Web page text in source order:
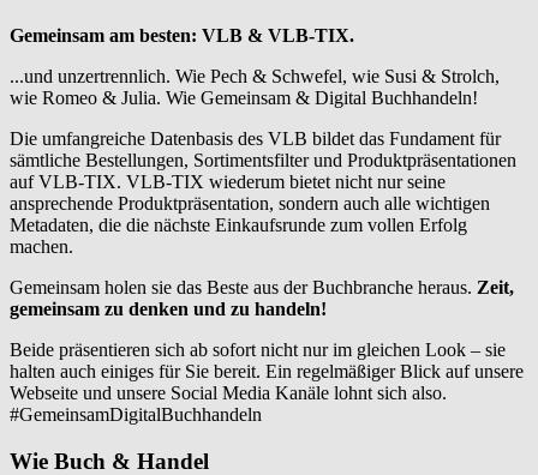
Gemeinsam am besten: VLB & VLB-TIX.
...und unzertrennlich. Wie Pech & Schwefel, wie Susi & Strolch,
wie Romeo & Julia. Wie Gemeinsam & Digital Buchhandeln!
Die umfangreiche Datenbasis des VLB bildet das Fundament für
sämtliche Bestellungen, Sortimentsfilter und Produktpräsentationen
auf VLB-TIX. VLB-TIX wiederum bietet nicht nur seine
ansprechende Produktpräsentation, sondern auch alle wichtigen
Metadaten, die die nächste Einkaufsrunde zum vollen Erfolg
machen.
Gemeinsam holen sie das Beste aus der Buchbranche heraus. Zeit,
gemeinsam zu denken und zu handeln!
Beide präsentieren sich ab sofort nicht nur im gleichen Look – sie
halten auch einiges für Sie bereit. Ein regelmäßiger Blick auf unsere
Webseite und unsere Social Media Kanäle lohnt sich also.
#GemeinsamDigitalBuchhandeln
Wie Buch & Handel